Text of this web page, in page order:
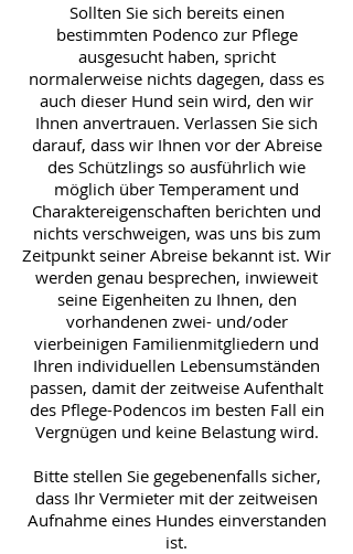
Sollten Sie sich bereits einen
bestimmten Podenco zur Pflege
ausgesucht haben, spricht
normalerweise nichts dagegen, dass es
auch dieser Hund sein wird, den wir
Ihnen anvertrauen. Verlassen Sie sich
darauf, dass wir Ihnen vor der Abreise
des Schützlings so ausführlich wie
möglich über Temperament und
Charaktereigenschaften berichten und
nichts verschweigen, was uns bis zum
Zeitpunkt seiner Abreise bekannt ist. Wir
werden genau besprechen, inwieweit
seine Eigenheiten zu Ihnen, den
vorhandenen zwei- und/oder
vierbeinigen Familienmitgliedern und
Ihren individuellen Lebensumständen
passen, damit der zeitweise Aufenthalt
des Pflege-Podencos im besten Fall ein
Vergnügen und keine Belastung wird.
Bitte stellen Sie gegebenenfalls sicher,
dass Ihr Vermieter mit der zeitweisen
Aufnahme eines Hundes einverstanden
ist.